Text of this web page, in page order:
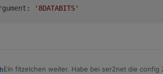
'8DATABITS'
Ein fitzelchen weiter. Habe bei ser2net die config